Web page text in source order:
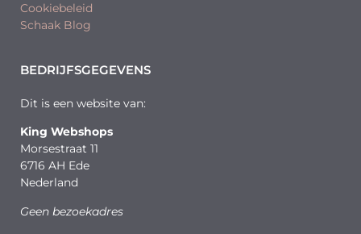
Cookiebeleid
Schaak Blog
BEDRIJFSGEGEVENS
Dit is een website van:
King Webshops
Morsestraat 11
6716 AH Ede
Nederland
Geen bezoekadres